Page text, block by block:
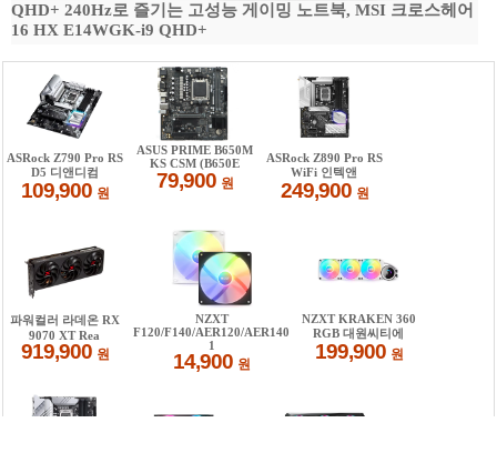
QHD+ 240Hz로 즐기는 고성능 게이밍 노트북, MSI 크로스헤어
16 HX E14WGK-i9 QHD+